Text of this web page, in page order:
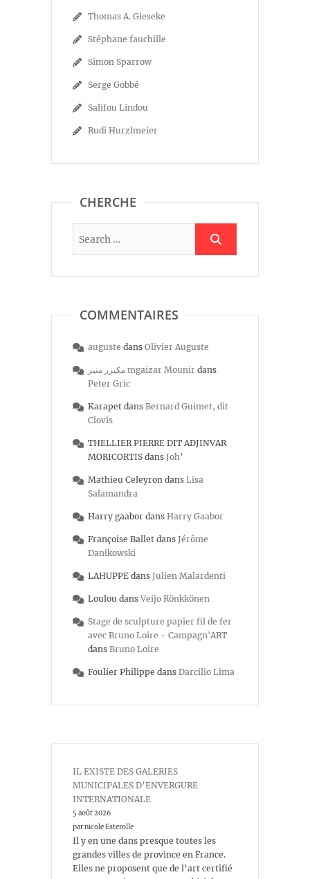
Thomas A. Gieseke
Stéphane fauchille
Simon Sparrow
Serge Gobbé
Salifou Lindou
Rudi Hurzlmeier
CHERCHE
COMMENTAIRES
auguste dans Olivier Auguste
مكيزر منير mgaizar Mounir dans
Peter Gric
Karapet dans Bernard Guimet, dit
Clovis
THELLIER PIERRE DIT ADJINVAR
MORICORTIS dans Joh’
Mathieu Celeyron dans Lisa
Salamandra
Harry gaabor dans Harry Gaabor
Françoise Ballet dans Jérôme
Danikowski
LAHUPPE dans Julien Malardenti
Loulou dans Veijo Rönkkönen
Stage de sculpture papier fil de fer
avec Bruno Loire - Campagn'ART
dans Bruno Loire
Foulier Philippe dans Darcilio Lima
IL EXISTE DES GALERIES
MUNICIPALES D’ENVERGURE
INTERNATIONALE
5 août 2026
par nicole Esterolle
Il y en une dans presque toutes les
grandes villes de province en France.
Elles ne proposent que de l’art certifié